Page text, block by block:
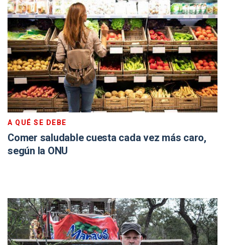
A QUÉ SE DEBE
Comer saludable cuesta cada vez más caro,
según la ONU